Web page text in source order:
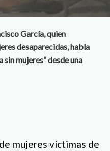
García, quien
desaparecidas, habla
mujeres” desde una
mujeres víctimas de